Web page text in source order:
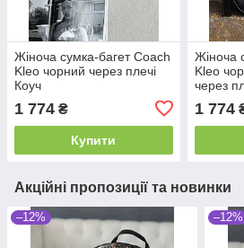
Жіноча сумка-багет Coach
Kleo чорний через плечі
Коуч
1 774 ₴
Купити
Жіноча
Kleo
через
1 774
Акційні пропозиції та новинки
–12% –12%